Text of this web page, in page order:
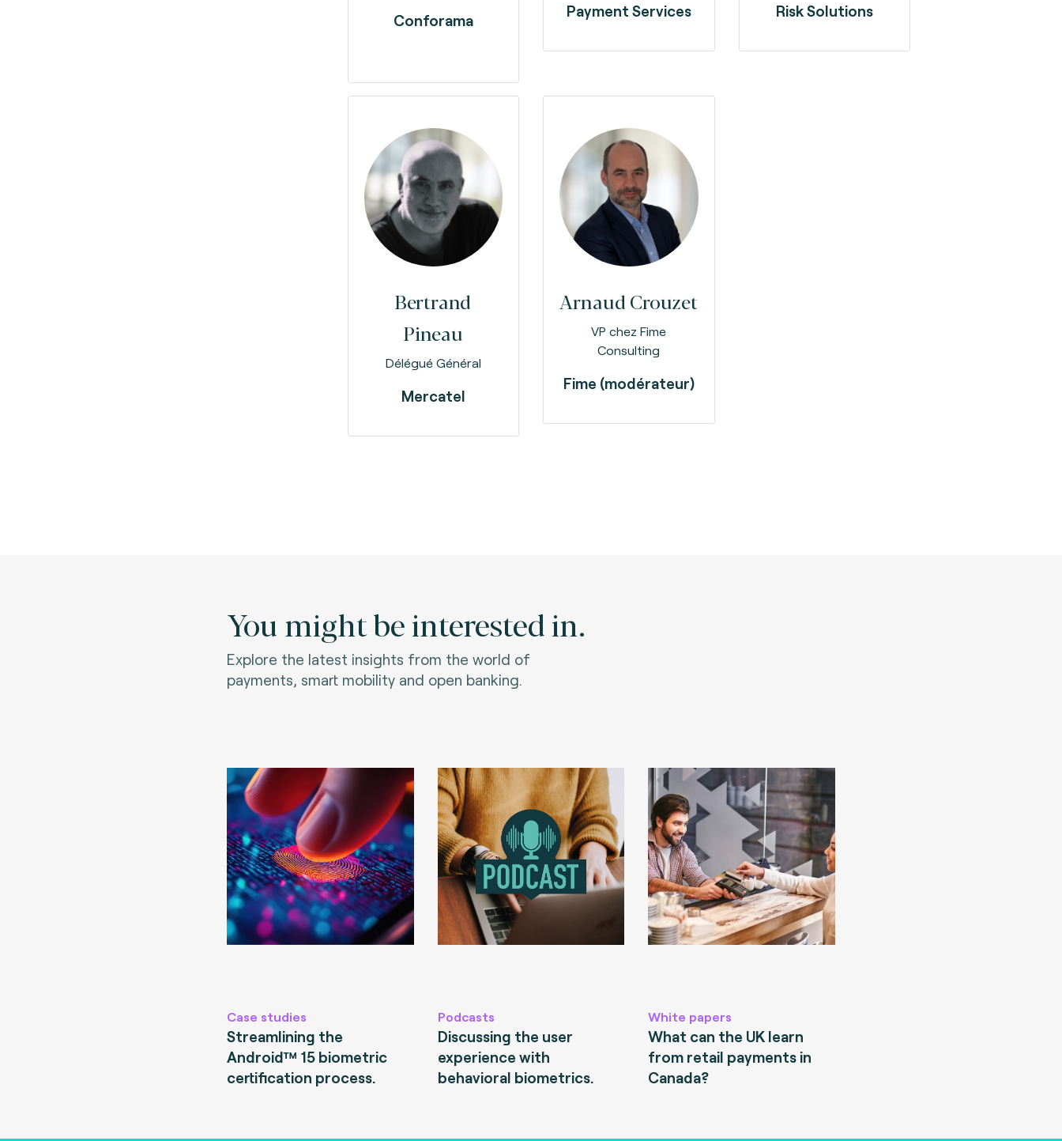
Conforama
Payment Services
Risk Solutions
Bertrand
Pineau
Délégué Général
Mercatel
Arnaud Crouzet
VP chez Fime
Consulting
Fime (modérateur)
You might be interested in.
Explore the latest insights from the world of
payments, smart mobility and open banking.
Case studies
Streamlining the
Android™ 15 biometric
certification process.
Podcasts
Discussing the user
experience with
behavioral biometrics.
White papers
What can the UK learn
from retail payments in
Canada?